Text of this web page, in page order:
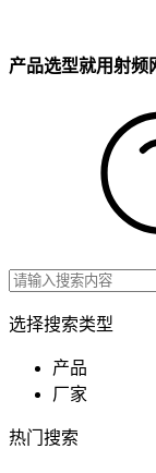
产品选型就用射频
选择搜索类型
产品
厂家
热门搜索